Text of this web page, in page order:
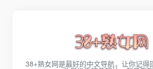
38+熟女网是最好的中文导航，让你记得